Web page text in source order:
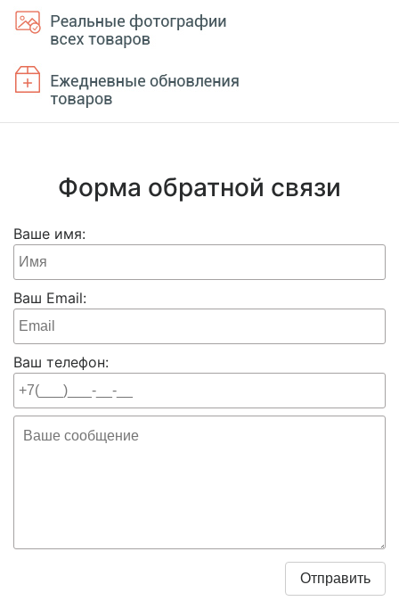
Форма обратной связи
Ваше имя:
Ваш Email:
Ваш телефон: